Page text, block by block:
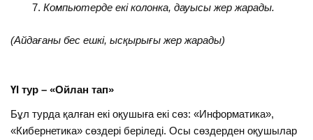
Компьютерде екі колонка, дауысы жер жарады.
(Айдағаны бес ешкі, ысқырығы жер жарады)
ҮІ тур – «Ойлан тап»
Бұл турда қалған екі оқушыға екі сөз: «Информатика»,
«Кибернетика» сөздері беріледі. Осы сөздерден оқушылар